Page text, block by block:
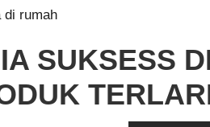
di rumah
SUKSESS